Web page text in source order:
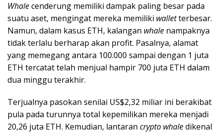
Whalecenderung memiliki dampak paling besar pada
suatu aset, mengingat mereka memiliki walletterbesar.
Namun, dalam kasus ETH, kalangan whale nampaknya
tidak terlalu berharap akan profit. Pasalnya, alamat
yang memegang antara 100.000 sampai dengan 1 juta
ETH tercatat telah menjual hampir 700 juta ETH dalam
dua minggu terakhir.
Terjualnya pasokan senilai US$2,32 miliar ini berakibat
pula pada turunnya total kepemilikan mereka menjadi
20,26 juta ETH. Kemudian, lantaran crypto whaledikenal